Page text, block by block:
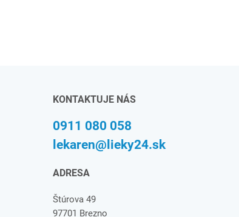
KONTAKTUJE NÁS
0911 080 058
lekaren@lieky24.sk
ADRESA
Štúrova 49
97701 Brezno